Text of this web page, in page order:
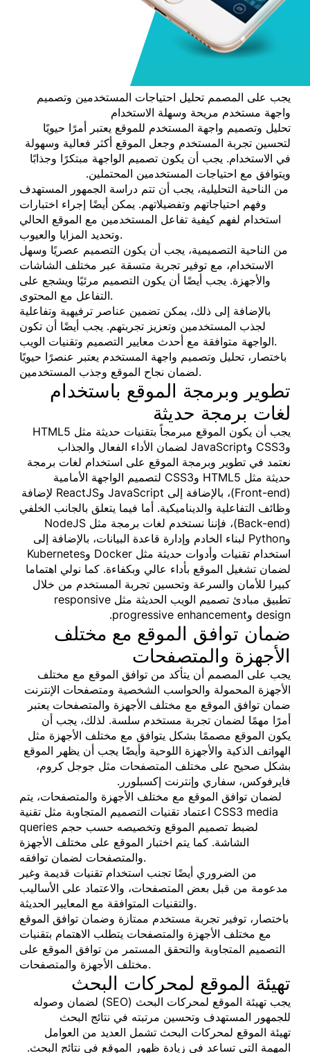
يجب على المصمم تحليل احتياجات المستخدمين وتصميم
واجهة مستخدم مريحة وسهلة الاستخدام
تحليل وتصميم واجهة المستخدم للموقع يعتبر أمرًا حيويًا
لتحسين تجربة المستخدم وجعل الموقع أكثر فعالية وسهولة
في الاستخدام. يجب أن يكون تصميم الواجهة مبتكرًا وجذابًا
ويتوافق مع احتياجات المستخدمين المحتملين.
من الناحية التحليلية، يجب أن تتم دراسة الجمهور المستهدف
وفهم احتياجاتهم وتفضيلاتهم. يمكن أيضًا إجراء اختبارات
استخدام لفهم كيفية تفاعل المستخدمين مع الموقع الحالي
وتحديد المزايا والعيوب.
من الناحية التصميمية، يجب أن يكون التصميم عصريًا وسهل
الاستخدام، مع توفير تجربة متسقة عبر مختلف الشاشات
والأجهزة. يجب أيضًا أن يكون التصميم مرئيًا ويشجع على
التفاعل مع المحتوى.
بالإضافة إلى ذلك، يمكن تضمين عناصر ترفيهية وتفاعلية
لجذب المستخدمين وتعزيز تجربتهم. يجب أيضًا أن تكون
الواجهة متوافقة مع أحدث معايير التصميم وتقنيات الويب.
باختصار، تحليل وتصميم واجهة المستخدم يعتبر عنصرًا حيويًا
لضمان نجاح الموقع وجذب المستخدمين.
تطوير وبرمجة الموقع باستخدام
لغات برمجة حديثة
يجب أن يكون الموقع مبرمجاً بتقنيات حديثة مثل HTML5
وCSS3 وJavaScript لضمان الأداء الفعال والجذاب
نعتمد في تطوير وبرمجة الموقع على استخدام لغات برمجة
حديثة مثل HTML5 وCSS3 لتصميم الواجهة الأمامية
(Front-end)، بالإضافة إلى JavaScript وReactJS لإضافة
وظائف التفاعلية والديناميكية. أما فيما يتعلق بالجانب الخلفي
(Back-end)، فإننا نستخدم لغات برمجة مثل NodeJS
وPython لبناء الخادم وإدارة قاعدة البيانات، بالإضافة إلى
استخدام تقنيات وأدوات حديثة مثل Docker وKubernetes
لضمان تشغيل الموقع بأداء عالي وبكفاءة. كما نولي اهتماما
كبيرا للأمان والسرعة وتحسين تجربة المستخدم من خلال
تطبيق مبادئ تصميم الويب الحديثة مثل responsive
design وprogressive enhancement.
ضمان توافق الموقع مع مختلف
الأجهزة والمتصفحات
يجب على المصمم أن يتأكد من توافق الموقع مع مختلف
الأجهزة المحمولة والحواسب الشخصية ومتصفحات الإنترنت
ضمان توافق الموقع مع مختلف الأجهزة والمتصفحات يعتبر
أمرًا مهمًا لضمان تجربة مستخدم سلسة. لذلك، يجب أن
يكون الموقع مصممًا بشكل يتوافق مع مختلف الأجهزة مثل
الهواتف الذكية والأجهزة اللوحية وأيضًا يجب أن يظهر الموقع
بشكل صحيح على مختلف المتصفحات مثل جوجل كروم،
فايرفوكس، سفاري وإنترنت إكسبلورر.
لضمان توافق الموقع مع مختلف الأجهزة والمتصفحات، يتم
اعتماد تقنيات التصميم المتجاوبة مثل تقنية CSS3 media
queries لضبط تصميم الموقع وتخصيصه حسب حجم
الشاشة. كما يتم اختبار الموقع على مختلف الأجهزة
والمتصفحات لضمان توافقه.
من الضروري أيضًا تجنب استخدام تقنيات قديمة وغير
مدعومة من قبل بعض المتصفحات، والاعتماد على الأساليب
والتقنيات المتوافقة مع المعايير الحديثة.
باختصار، توفير تجربة مستخدم ممتازة وضمان توافق الموقع
مع مختلف الأجهزة والمتصفحات يتطلب الاهتمام بتقنيات
التصميم المتجاوبة والتحقق المستمر من توافق الموقع على
مختلف الأجهزة والمتصفحات.
تهيئة الموقع لمحركات البحث
يجب تهيئة الموقع لمحركات البحث (SEO) لضمان وصوله
للجمهور المستهدف وتحسين مرتبته في نتائج البحث
تهيئة الموقع لمحركات البحث تشمل العديد من العوامل
المهمة التي تساعد في زيادة ظهور الموقع في نتائج البحث.